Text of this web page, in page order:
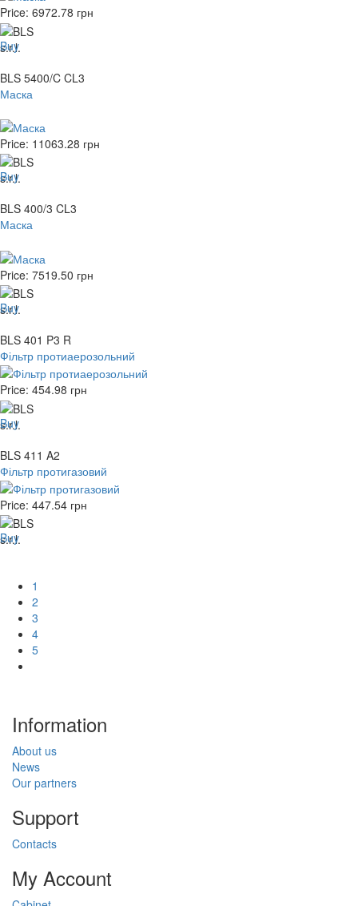
Price: 6972.78 грн
Buy
BLS 5400/C CL3
Маска
Price: 11063.28 грн
Buy
BLS 400/3 CL3
Маска
Price: 7519.50 грн
Buy
BLS 401 P3 R
Фільтр протиаерозольний
Price: 454.98 грн
Buy
BLS 411 A2
Фільтр протигазовий
Price: 447.54 грн
Buy
1
2
3
4
5
Information
About us
News
Our partners
Support
Contacts
My Account